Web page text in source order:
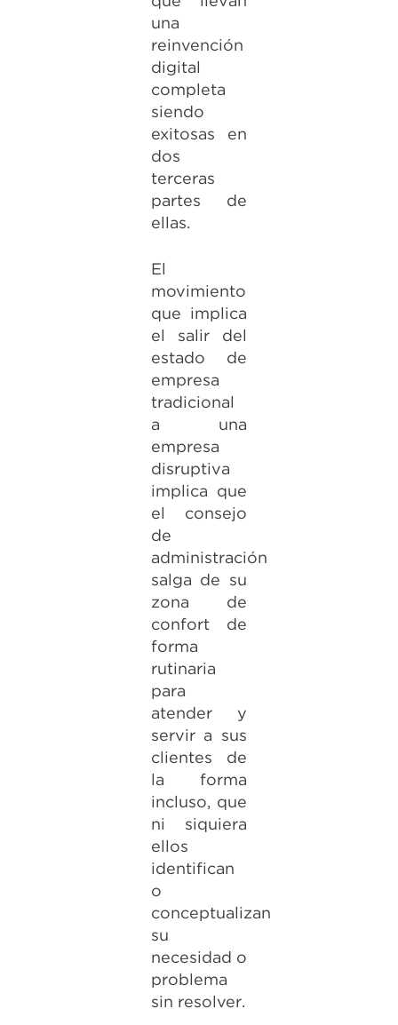
una
reinvención
digital
completa
siendo
exitosas en
dos
terceras
partes de
ellas.
El
movimiento
que implica
el salir del
estado de
empresa
tradicional
a una
empresa
disruptiva
implica que
el consejo
de
administración
salga de su
zona de
confort de
forma
rutinaria
para
atender y
servir a sus
clientes de
la forma
incluso, que
ni siquiera
ellos
identifican
o
conceptualizan
su
necesidad o
problema
sin resolver.